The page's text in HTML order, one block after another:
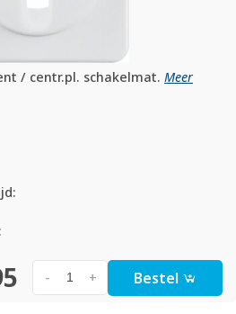
/ centr.pl. schakelmat. Meer
+
- Bestel